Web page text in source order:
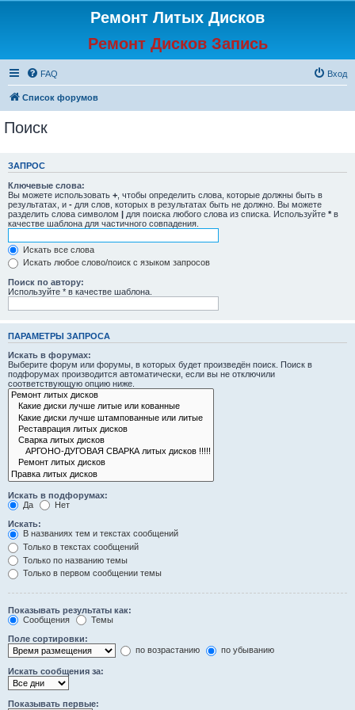
Ремонт Литых Дисков
Ремонт Дисков Запись
FAQ Вход
Список форумов
Поиск
ЗАПРОС
Ключевые слова:
Вы можете использовать + , чтобы определить слова, которые должны быть в
результатах, и - для слов, которых в результатах быть не должно. Вы можете
разделить слова символом | для поиска любого слова из списка. Используйте * в
качестве шаблона для частичного совпадения.
Искать все слова
Искать любое слово/поиск с языком запросов
Поиск по автору:
Используйте * в качестве шаблона.
ПАРАМЕТРЫ ЗАПРОСА
Искать в форумах:
Выберите форум или форумы, в которых будет произведён поиск. Поиск в
подфорумах производится автоматически, если вы не отключили
соответствующую опцию ниже.
Искать в подфорумах:
Да
Нет
Искать:
В названиях тем и текстах сообщений
Только в текстах сообщений
Только по названию темы
Только в первом сообщении темы
Показывать результаты как:
Сообщения
Темы
Поле сортировки:
по возрастанию
по убыванию
Искать сообщения за:
Показывать первые: